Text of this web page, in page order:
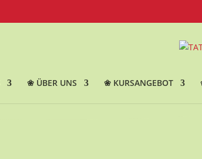
❀ ÜBER UNS ❀ KURSANGEBOT